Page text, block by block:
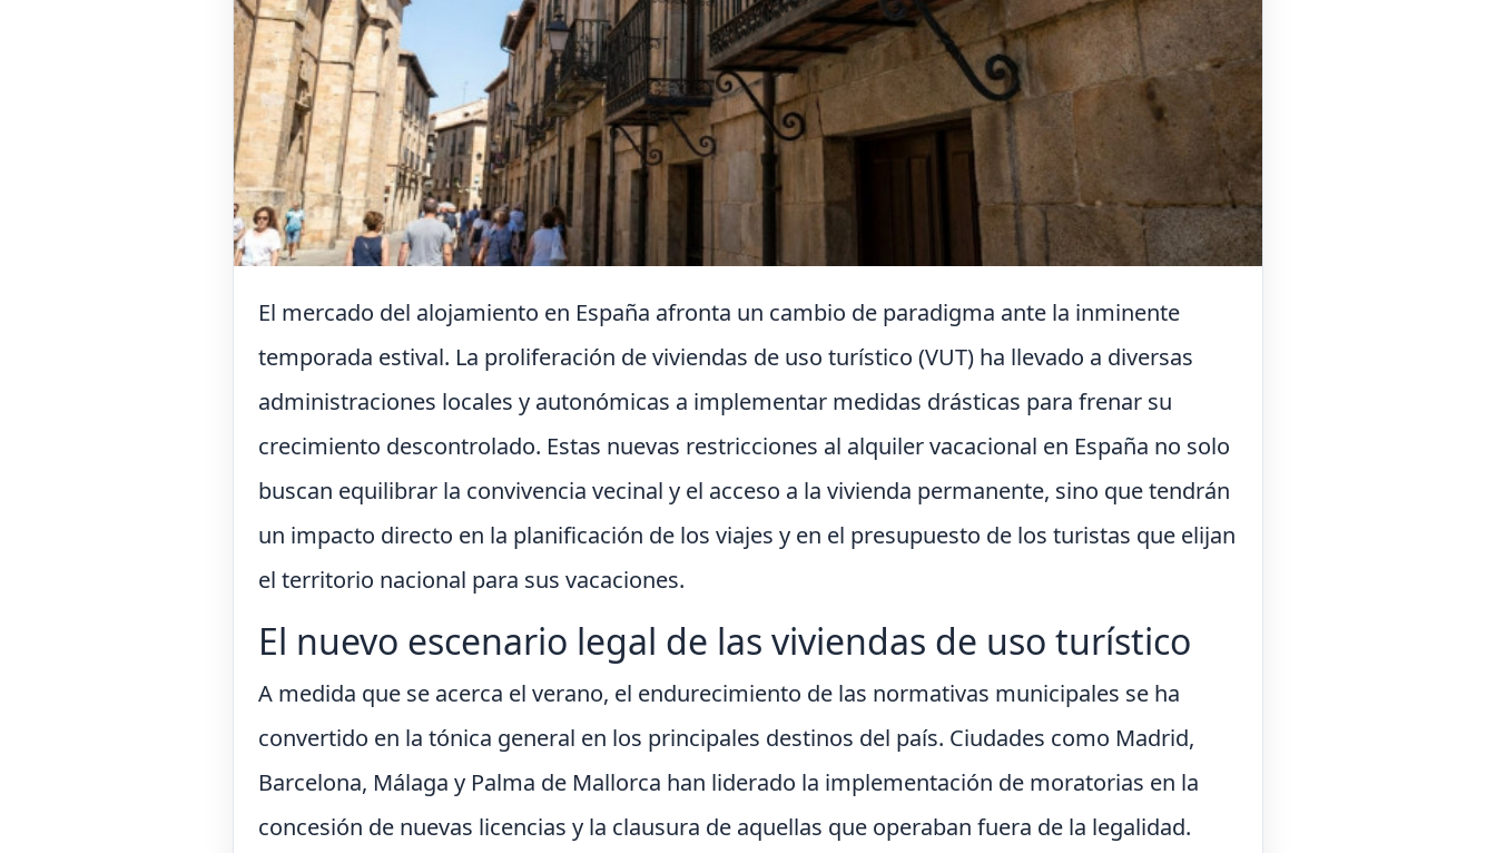
El mercado del alojamiento en España afronta un cambio de paradigma ante la inminente
temporada estival. La proliferación de viviendas de uso turístico (VUT) ha llevado a diversas
administraciones locales y autonómicas a implementar medidas drásticas para frenar su
crecimiento descontrolado. Estas nuevas restricciones al alquiler vacacional en España no solo
buscan equilibrar la convivencia vecinal y el acceso a la vivienda permanente, sino que tendrán
un impacto directo en la planificación de los viajes y en el presupuesto de los turistas que elijan
el territorio nacional para sus vacaciones.
El nuevo escenario legal de las viviendas de uso turístico
A medida que se acerca el verano, el endurecimiento de las normativas municipales se ha
convertido en la tónica general en los principales destinos del país. Ciudades como Madrid,
Barcelona, Málaga y Palma de Mallorca han liderado la implementación de moratorias en la
concesión de nuevas licencias y la clausura de aquellas que operaban fuera de la legalidad.